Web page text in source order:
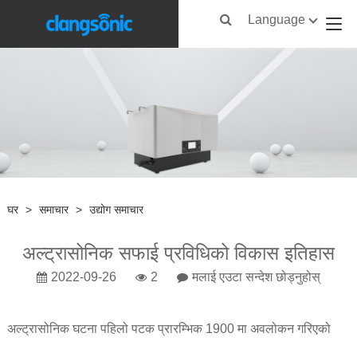
Language
घर > समाचार > उद्योग समाचार
अल्ट्रासोनिक सफाई प्रविधिको विकास इतिहास
2022-09-26 2 मलाई एउटा सन्देश छोड्नुहोस्
अल्ट्रासोनिक घटना पहिलो पटक प्रारम्भिक 1900 मा अवलोकन गरिएको